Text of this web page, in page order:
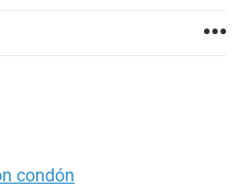
condón